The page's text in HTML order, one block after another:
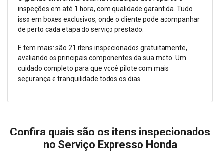
inspeções em até 1 hora, com qualidade garantida. Tudo
isso em boxes exclusivos, onde o cliente pode acompanhar
de perto cada etapa do serviço prestado.
E tem mais: são 21 itens inspecionados gratuitamente,
avaliando os principais componentes da sua moto. Um
cuidado completo para que você pilote com mais
segurança e tranquilidade todos os dias.
Confira quais são os itens inspecionados
no Serviço Expresso Honda